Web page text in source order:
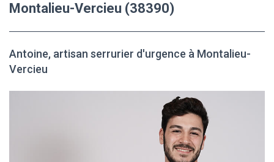
Montalieu-Vercieu (38390)
Antoine, artisan serrurier d'urgence à Montalieu-
Vercieu